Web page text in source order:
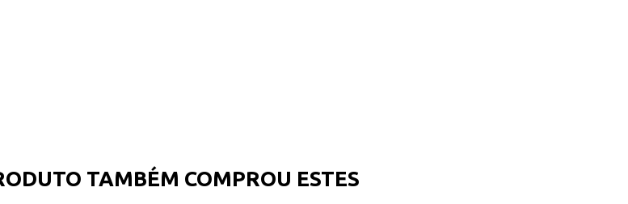
TAMBÉM COMPROU ESTES